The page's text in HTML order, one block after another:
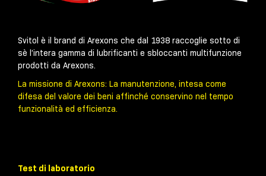
Svitol è il brand di Arexons che dal 1938 raccoglie sotto di
sè l’intera gamma di lubrificanti e sbloccanti multifunzione
prodotti da Arexons.
La missione di Arexons: La manutenzione, intesa come
difesa del valore dei beni affinché conservino nel tempo
funzionalità ed efficienza.
Test di laboratorio